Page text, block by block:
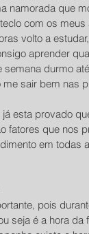
namorada que
com os
volto a
aprender
durmo
me sair bem nas
esta provado
fatores que nos
em todas
seja é a hora